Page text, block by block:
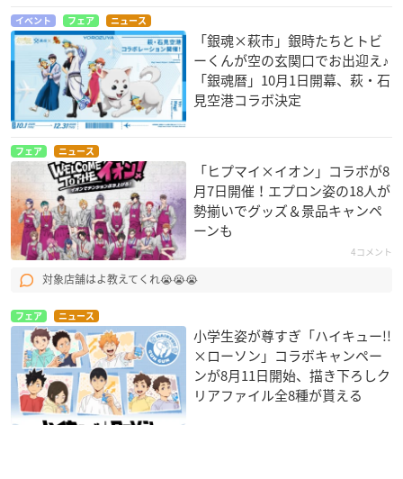
イベント フェア ニュース
「銀魂×萩市」銀時たちとトビ
ーくんが空の玄関口でお出迎え♪
「銀魂暦」10月1日開幕、萩・石
見空港コラボ決定
フェア ニュース
「ヒプマイ×イオン」コラボが8
月7日開催！エプロン姿の18人が
勢揃いでグッズ＆景品キャンペ
ーンも
4コメント
対象店舗はよ教えてくれ😭😭😭
フェア ニュース
小学生姿が尊すぎ「ハイキュー!!
×ローソン」コラボキャンペー
ンが8月11日開始、描き下ろしク
リアファイル全8種が貰える